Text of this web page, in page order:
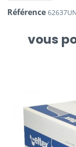
Référence
vous